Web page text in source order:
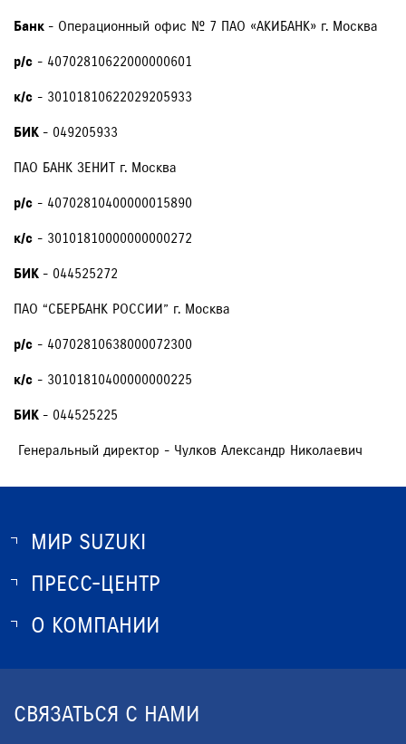
Банк - Операционный офис № 7 ПАО «АКИБАНК» г. Москва
р/с - 40702810622000000601
к/с - 30101810622029205933
БИК - 049205933
ПАО БАНК ЗЕНИТ г. Москва
р/с - 40702810400000015890
к/с - 30101810000000000272
БИК - 044525272
ПАО “СБЕРБАНК РОССИИ” г. Москва
р/с - 40702810638000072300
к/с - 30101810400000000225
БИК - 044525225
Генеральный директор - Чулков Александр Николаевич
МИР SUZUKI
О SUZUKI
ОПТОВЫЕ ПРОДАЖИ ЗАПЧАСТЕЙ
ПРЕСС-ЦЕНТР
НОВОСТИ
О КОМПАНИИ
ЮРИДИЧЕСКАЯ ИНФОРМАЦИЯ
СВЯЗАТЬСЯ С НАМИ